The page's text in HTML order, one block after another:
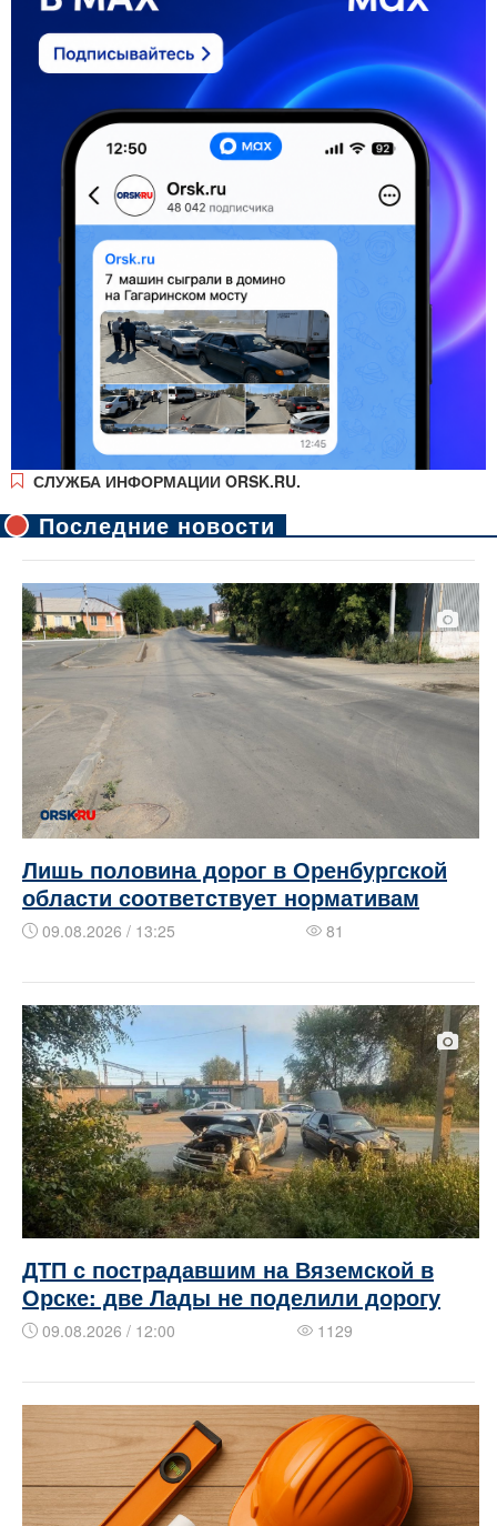
СЛУЖБА ИНФОРМАЦИИ ORSK.RU.
Последние новости
Лишь половина дорог в Оренбургской
области соответствует нормативам
09.08.2026 / 13:25 81
ДТП с пострадавшим на Вяземской в
Орске: две Лады не поделили дорогу
09.08.2026 / 12:00 1129